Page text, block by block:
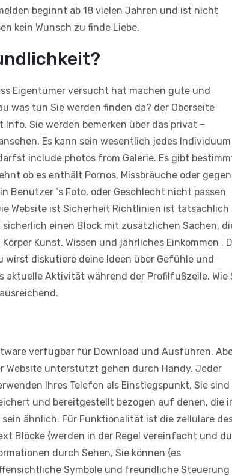
beginnt ab 18 vielen Jahren und ist nicht
kein Wunsch zu finde Liebe.
Eigentümer versucht hat machen gute und
was tun Sie werden finden da? der Oberseite
Sie werden bemerken über das privat –
Es kann sein wesentlich jedes
include photos from Galerie. Es gibt
ob es enthält Pornos, Missbräuche oder
‘s Foto, oder Geschlecht nicht passen
Website ist Sicherheit Richtlinien ist tatsächlich
sicherlich einen Block mit zusätzlichen Sachen,
Kunst, Wissen und jährliches Einkommen .
diskutiere deine Ideen über Gefühle und
aktuelle Aktivität während der Profilfußzeile. Wie
verfügbar für Download und Ausführen.
Website unterstützt gehen durch Handy. Jeder
Ihres Telefon als Einstiegspunkt, Sie sind
und bereitgestellt bezogen auf denen, die
ähnlich. Für Funktionalität ist die zellulare
Blöcke {werden in der Regel vereinfacht und
durch Sehen, Sie können {es
Symbole und freundliche Steuerung